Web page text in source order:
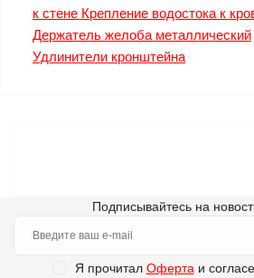
к стене Крепление водостока к
Держатель желоба металлический
Удлинители кронштейна
Подписывайтесь на
Я прочитал Оферта и